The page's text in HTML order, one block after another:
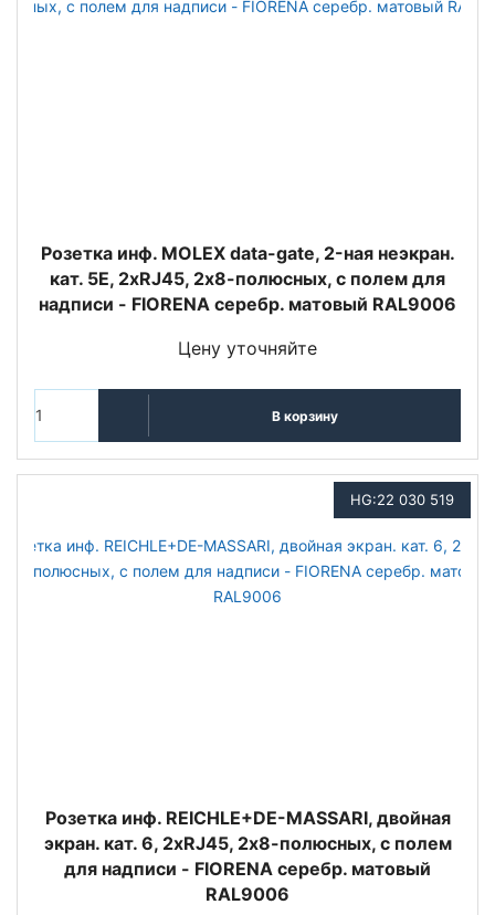
Розетка инф. MOLEX data-gate, 2-ная неэкран.
кат. 5E, 2хRJ45, 2х8-полюсных, с полем для
надписи - FIORENA серебр. матовый RAL9006
Цену уточняйте
В корзину
HG:22 030 519
Розетка инф. REICHLE+DE-MASSARI, двойная
экран. кат. 6, 2хRJ45, 2х8-полюсных, с полем
для надписи - FIORENA серебр. матовый
RAL9006